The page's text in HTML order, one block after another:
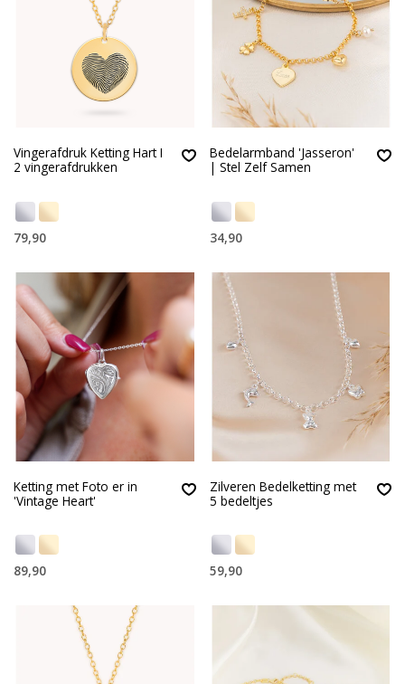
Vingerafdruk Ketting Hart I
2 vingerafdrukken
79,90
Bedelarmband 'Jasseron'
| Stel Zelf Samen
34,90
Ketting met Foto er in
'Vintage Heart'
89,90
Zilveren Bedelketting met
5 bedeltjes
59,90